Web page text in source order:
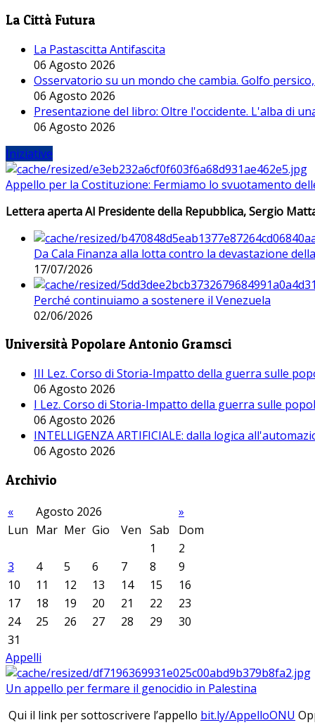
La Città Futura
La Pastascitta Antifascita
06 Agosto 2026
Osservatorio su un mondo che cambia. Golfo
06 Agosto 2026
Presentazione del libro: Oltre l'occidente. L'alba di
06 Agosto 2026
Iniziative
Appello per la Costituzione: Fermiamo lo svuotamento
Lettera aperta Al Presidente della Repubblica, Sergio
Da Cala Finanza alla lotta contro la devastazione
17/07/2026
Perché continuiamo a sostenere il Venezuela
02/06/2026
Università Popolare Antonio Gramsci
III Lez. Corso di Storia-Impatto della guerra sulle
06 Agosto 2026
I Lez. Corso di Storia-Impatto della guerra sulle
06 Agosto 2026
INTELLIGENZA ARTIFICIALE: dalla logica
06 Agosto 2026
Archivio
« Agosto 2026
»
Lun Mar Mer Gio Ven Sab
Dom
1
2
3
4 5 6 7 8
9
10
11 12 13 14 15
16
17
18 19 20 21 22
23
24
25 26 27 28 29
30
31
Appelli
Un appello per fermare il genocidio in Palestina
Qui il link per sottoscrivere l’appello bit.ly/AppelloONU